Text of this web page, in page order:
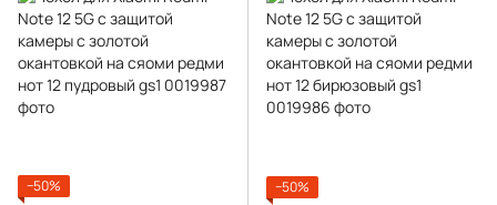
−50%
−50%